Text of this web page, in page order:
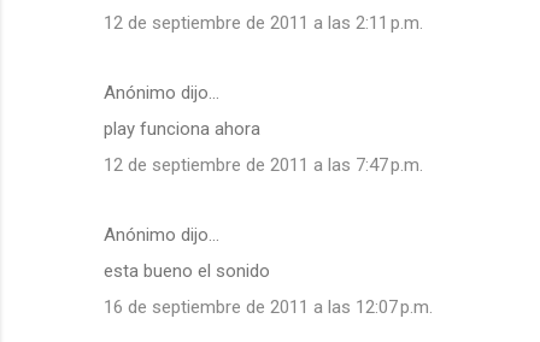
12 de septiembre de 2011 a las 2:11 p.m.
Anónimo dijo…
play funciona ahora
12 de septiembre de 2011 a las 7:47 p.m.
Anónimo dijo…
esta bueno el sonido
16 de septiembre de 2011 a las 12:07 p.m.